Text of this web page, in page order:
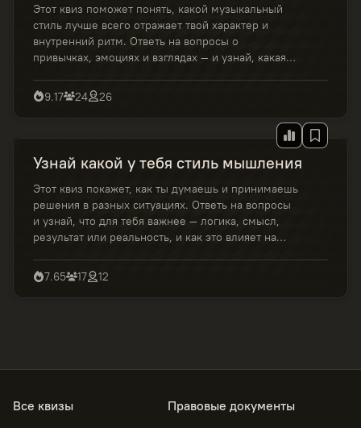
Этот квиз поможет понять, какой музыкальный
стиль лучше всего отражает твой характер и
внутренний ритм. Ответь на вопросы о
привычках, эмоциях и взглядах — и узнай, какая
9.17
24 26
Узнай какой у тебя стиль мышления
Этот квиз покажет, как ты думаешь и принимаешь
решения в разных ситуациях. Ответь на вопросы
и узнай, что для тебя важнее — логика, смысл,
результат или реальность, и как это влияет на
7.65
17 12
Все квизы Правовые документы